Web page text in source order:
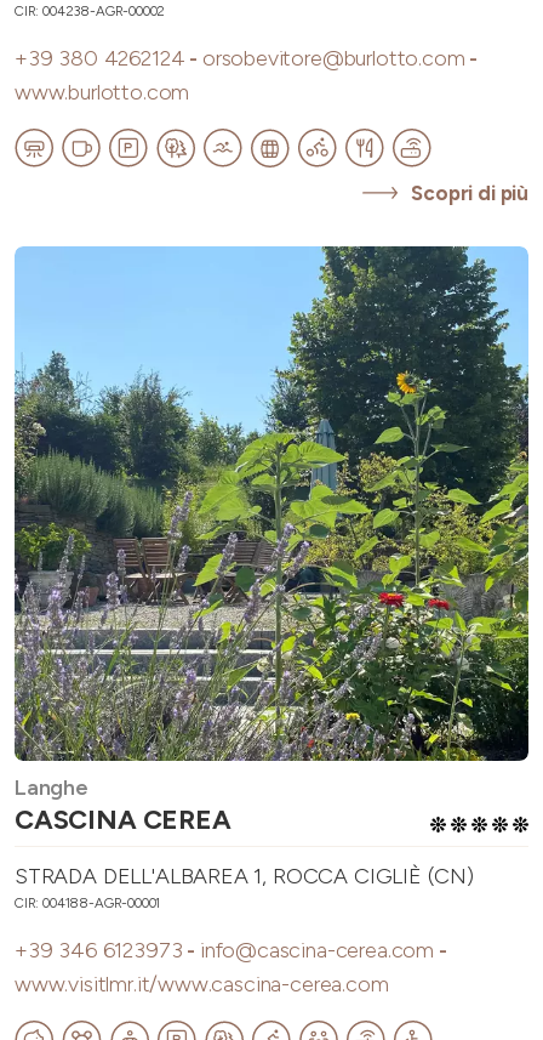
CIR: 004238-AGR-00002
+39 380 4262124 - orsobevitore@burlotto.com -
www.burlotto.com
Scopri di più
Langhe
CASCINA CEREA
STRADA DELL'ALBAREA 1, ROCCA CIGLIÈ (CN)
CIR: 004188-AGR-00001
+39 346 6123973 - info@cascina-cerea.com -
www.visitlmr.it/www.cascina-cerea.com